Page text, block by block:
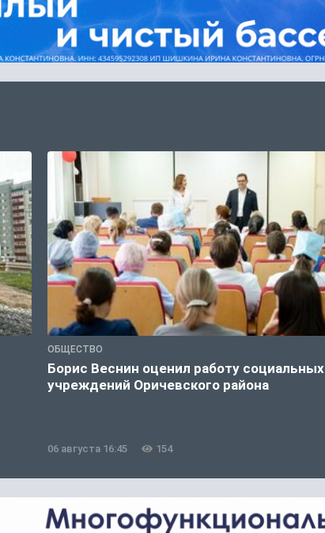
ОБЩЕСТВО
Борис Веснин оценил работу социальных
учреждений Оричевского района
06 августа 16:45 154